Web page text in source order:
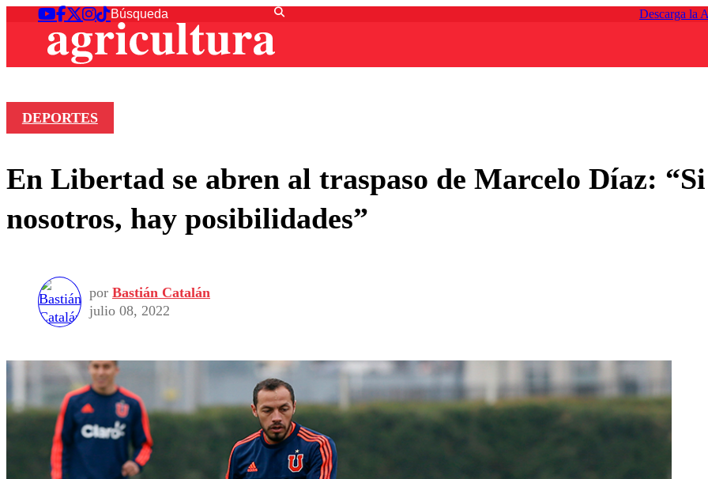
Descarga la
DEPORTES
En Libertad se abren al traspaso de Marcelo Díaz:
nosotros, hay posibilidades”
por Bastián Catalán
julio 08, 2022